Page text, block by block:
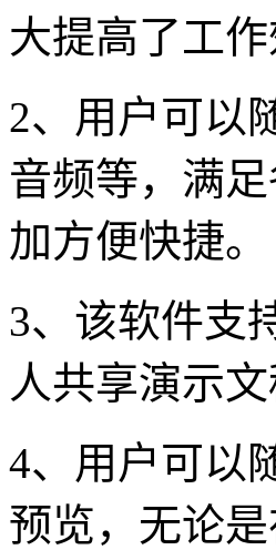
大提高了工
2、用户可以
音频等，满
加方便快捷。
3、该软件支
人共享演示
4、用户可以
预览，无论